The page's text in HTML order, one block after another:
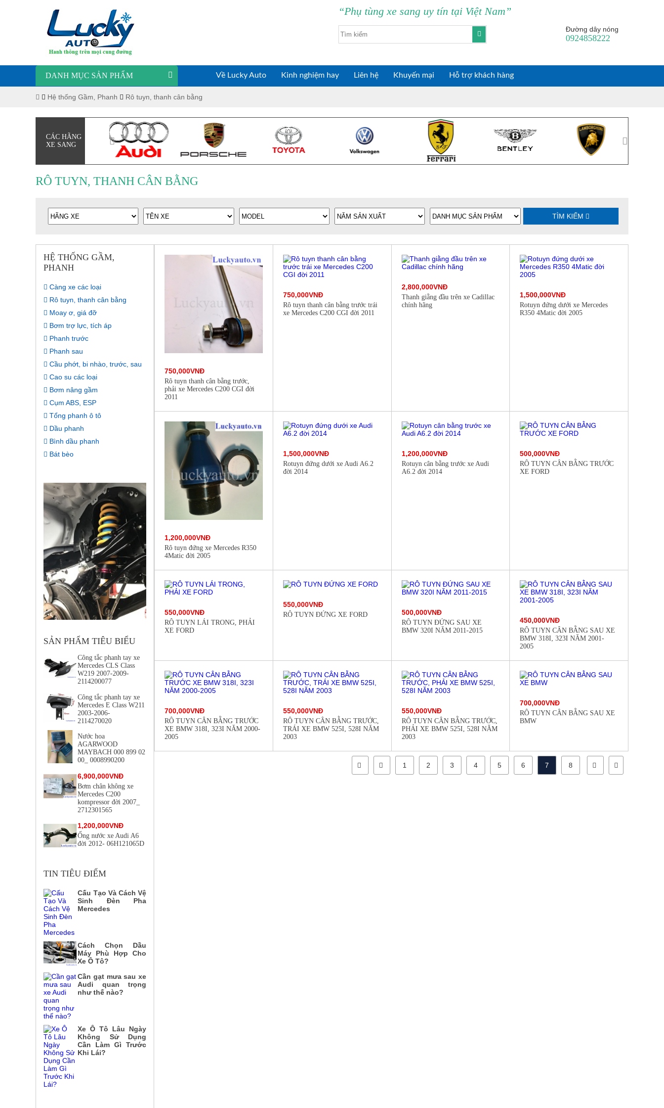
“Phụ tùng xe sang uy tín tại Việt Nam”
Đường dây nóng
0924858222
Về Lucky Auto Kinh nghiệm hay Liên hệ Khuyến mại Hỗ trợ khách hàng
DANH MỤC SẢN PHẨM
Hệ thống Gầm, Phanh Rô tuyn, thanh cân bằng
CÁC HÃNG
XE SANG
RÔ TUYN, THANH CÂN BẰNG
TÌM KIẾM
HỆ THỐNG GẦM,
PHANH
Càng xe các loại
Rô tuyn, thanh cân bằng
Moay ơ, giá đỡ
Bơm trợ lực, tích áp
Phanh trước
Phanh sau
Cầu phớt, bi nhào, trước, sau
Cao su các loại
Bơm nâng gầm
Cụm ABS, ESP
Tổng phanh ô tô
Dầu phanh
Bình dầu phanh
Bát bèo
SẢN PHẨM TIÊU BIỂU
Công tắc phanh tay xe
Mercedes CLS Class
W219 2007-2009-
2114200077
Công tắc phanh tay xe
Mercedes E Class W211
2003-2006-
2114270020
Nước hoa
AGARWOOD
MAYBACH 000 899 02
00_ 0008990200
6,900,000VNĐ
Bơm chân không xe
Mercedes C200
kompressor đời 2007_
2712301565
1,200,000VNĐ
Ống nước xe Audi A6
đời 2012- 06H121065D
TIN TIÊU ĐIỂM
Cấu Tạo Và Cách Vệ
Sinh Đèn Pha
Mercedes
Cách Chọn Dầu
Máy Phù Hợp Cho
Xe Ô Tô?
Cần gạt mưa sau xe
Audi quan trọng
như thế nào?
Xe Ô Tô Lâu Ngày
Không Sử Dụng
Cần Làm Gì Trước
Khi Lái?
750,000VNĐ
Rô tuyn thanh cân bằng trước,
phải xe Mercedes C200 CGI đời
2011
750,000VNĐ
Rô tuyn thanh cân bằng trước trái
xe Mercedes C200 CGI đời 2011
2,800,000VNĐ
Thanh giằng đầu trên xe Cadillac
chính hãng
1,500,000VNĐ
Rotuyn đứng dưới xe Mercedes
R350 4Matic đời 2005
1,200,000VNĐ
Rô tuyn đứng xe Mercedes R350
4Matic đời 2005
1,500,000VNĐ
Rotuyn đứng dưới xe Audi A6.2
đời 2014
1,200,000VNĐ
Rotuyn cân bằng trước xe Audi
A6.2 đời 2014
500,000VNĐ
RÔ TUYN CÂN BẰNG TRƯỚC
XE FORD
550,000VNĐ
RÔ TUYN LÁI TRONG, PHẢI
XE FORD
550,000VNĐ
RÔ TUYN ĐỨNG XE FORD 500,000VNĐ
RÔ TUYN ĐỨNG SAU XE
BMW 320I NĂM 2011-2015
450,000VNĐ
RÔ TUYN CÂN BẰNG SAU XE
BMW 318I, 323I NĂM 2001-
2005
700,000VNĐ
RÔ TUYN CÂN BẰNG TRƯỚC
XE BMW 318I, 323I NĂM 2000-
2005
550,000VNĐ
RÔ TUYN CÂN BẰNG TRƯỚC,
TRÁI XE BMW 525I, 528I NĂM
2003
550,000VNĐ
RÔ TUYN CÂN BẰNG TRƯỚC,
PHẢI XE BMW 525I, 528I NĂM
2003
700,000VNĐ
RÔ TUYN CÂN BẰNG SAU XE
BMW
1 2 3 4 5 6 7 8